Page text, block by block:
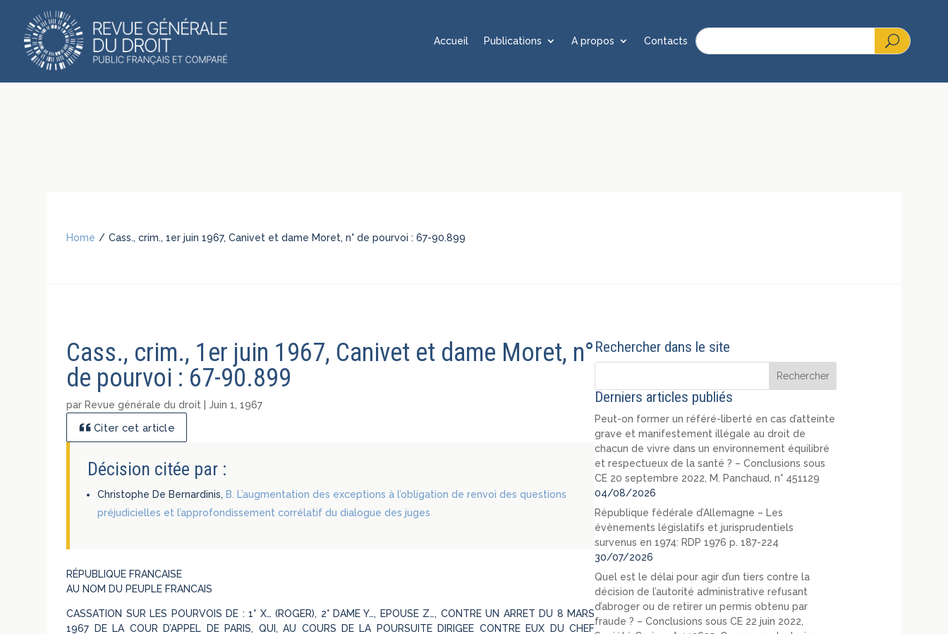
Accueil Publications A propos Contacts
Home / Cass., crim., 1er juin 1967, Canivet et dame Moret, n° de pourvoi : 67-90.899
Cass., crim., 1er juin 1967, Canivet et dame Moret, n°
de pourvoi : 67-90.899
par Revue générale du droit |Juin 1, 1967
Citer cet article
Décision citée par :
Christophe De Bernardinis, B. L’augmentation des exceptions à l’obligation de renvoi des questions
préjudicielles et l’approfondissement corrélatif du dialogue des juges
RÉPUBLIQUE FRANCAISE
AU NOM DU PEUPLE FRANCAIS
CASSATION SUR LES POURVOIS DE : 1° X… (ROGER), 2° DAME Y…, EPOUSE Z…, CONTRE UN ARRET DU 8 MARS
1967 DE LA COUR D’APPEL DE PARIS, QUI, AU COURS DE LA POURSUITE DIRIGEE CONTRE EUX DU CHEF
Rechercher dans le site
Derniers articles publiés
Peut-on former un référé-liberté en cas d’atteinte
grave et manifestement illégale au droit de
chacun de vivre dans un environnement équilibré
et respectueux de la santé ? – Conclusions sous
CE 20 septembre 2022, M. Panchaud, n° 451129
04/08/2026
République fédérale d’Allemagne – Les
évènements législatifs et jurisprudentiels
survenus en 1974: RDP 1976 p. 187-224
30/07/2026
Quel est le délai pour agir d’un tiers contre la
décision de l’autorité administrative refusant
d’abroger ou de retirer un permis obtenu par
fraude ? – Conclusions sous CE 22 juin 2022,